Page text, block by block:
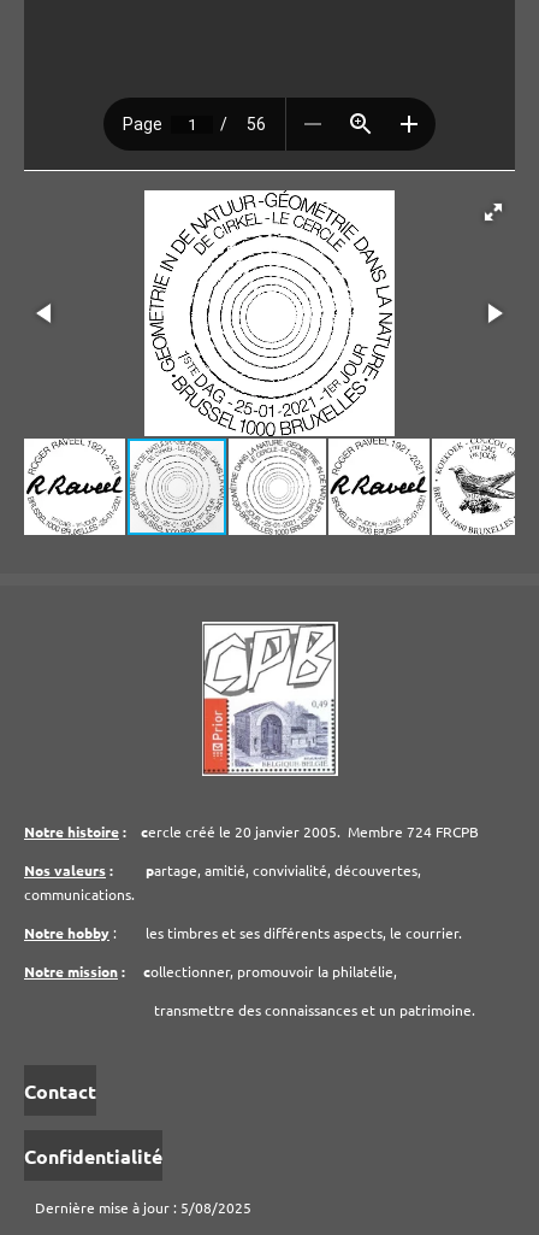
Notre histoire: cercle créé le 20 janvier 2005. Membre 724 FRCPB
Nos valeurs: partage, amitié, convivialité, découvertes,
communications.
Notre hobby: les timbres et ses différents aspects, le courrier.
Notre mission: collectionner, promouvoir la philatélie,
transmettre des connaissances et un patrimoine.
Contact
Confidentialité
Dernière mise à jour : 5/08/2025